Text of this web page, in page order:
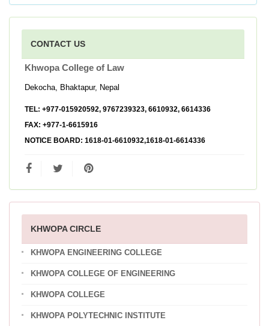
CONTACT US
Khwopa College of Law
Dekocha, Bhaktapur, Nepal
TEL: +977-015920592, 9767239323, 6610932, 6614336
FAX: +977-1-6615916
NOTICE BOARD: 1618-01-6610932,1618-01-6614336
KHWOPA CIRCLE
KHWOPA ENGINEERING COLLEGE
KHWOPA COLLEGE OF ENGINEERING
KHWOPA COLLEGE
KHWOPA POLYTECHNIC INSTITUTE